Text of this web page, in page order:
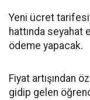
Yeni ücret
hattında seyahat
ödeme yapacak.
Fiyat artışından
gidip gelen